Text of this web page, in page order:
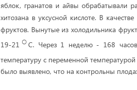
яблок, гранатов и айвы обрабатывали
хитозана в уксусной кислоте. В
фруктов. Вынутые из холодильника
19-21 ○C. Через 1 неделю - 168
температуру с переменной
было выявлено, что на контрольны